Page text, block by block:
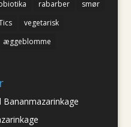
rabarber
smør
vegetarisk
æggeblomme
Bananmazarinkage